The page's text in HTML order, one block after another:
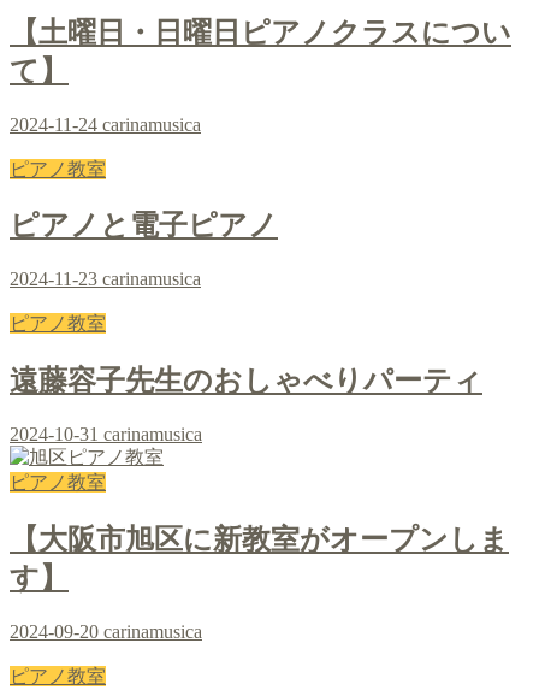
【土曜日・日曜日ピアノクラスについ
て】
2024-11-24 carinamusica
ピアノ教室
ピアノと電子ピアノ
2024-11-23 carinamusica
ピアノ教室
遠藤容子先生のおしゃべりパーティ
2024-10-31 carinamusica
ピアノ教室
【大阪市旭区に新教室がオープンしま
す】
2024-09-20 carinamusica
ピアノ教室